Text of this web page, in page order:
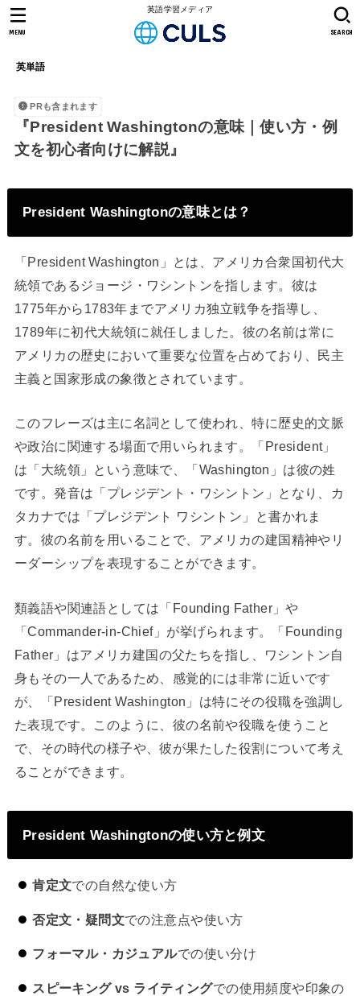
英語学習メディア
英単語
SEARCH
MENU
PRも含まれます
『President Washingtonの意味｜使い方・例
文を初心者向けに解説』
President Washingtonの意味とは？
「President Washington」とは、アメリカ合衆国初代大
統領であるジョージ・ワシントンを指します。彼は
1775年から1783年までアメリカ独立戦争を指導し、
1789年に初代大統領に就任しました。彼の名前は常に
アメリカの歴史において重要な位置を占めており、民主
主義と国家形成の象徴とされています。
このフレーズは主に名詞として使われ、特に歴史的文脈
や政治に関連する場面で用いられます。「President」
は「大統領」という意味で、「Washington」は彼の姓
です。発音は「プレジデント・ワシントン」となり、カ
タカナでは「プレジデント ワシントン」と書かれま
す。彼の名前を用いることで、アメリカの建国精神やリ
ーダーシップを表現することができます。
類義語や関連語としては「Founding Father」や
「Commander-in-Chief」が挙げられます。「Founding
Father」はアメリカ建国の父たちを指し、ワシントン自
身もその一人であるため、感覚的には非常に近いです
が、「President Washington」は特にその役職を強調し
た表現です。このように、彼の名前や役職を使うこと
で、その時代の様子や、彼が果たした役割について考え
ることができます。
President Washingtonの使い方と例文
肯定文での自然な使い方
否定文・疑問文での注意点や使い方
フォーマル・カジュアルでの使い分け
スピーキング vs ライティングでの使用頻度や印象の